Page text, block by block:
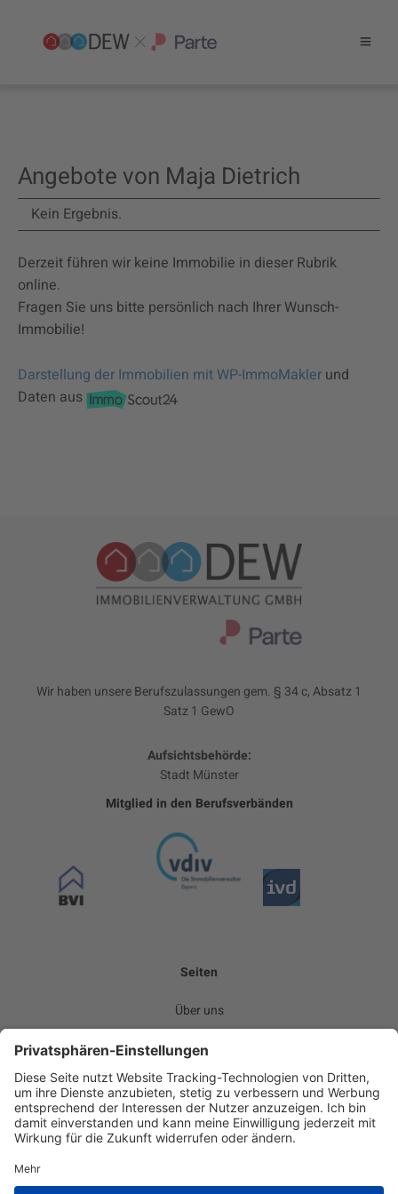
Angebote von Maja Dietrich
Kein Ergebnis.
Derzeit führen wir keine Immobilie in dieser Rubrik
online.
Fragen Sie uns bitte persönlich nach Ihrer Wunsch-
Immobilie!
Darstellung der Immobilien mit WP-ImmoMakler und
Daten aus
Wir haben unsere Berufszulassungen gem. § 34 c, Absatz 1
Satz 1 GewO
Aufsichtsbehörde:
Stadt Münster
Mitglied in den Berufsverbänden
Seiten
Über uns
Team
Karriere